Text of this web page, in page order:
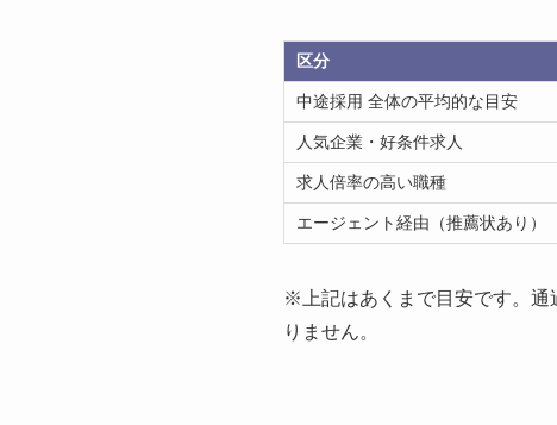
区分
中途採用 全体の平均的な目安
人気企業・好条件求人
求人倍率の高い職種
エージェント経由（推薦状あり）
※上記はあくまで目安です。通
りません。